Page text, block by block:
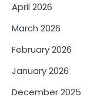
April 2026
March 2026
February 2026
January 2026
December 2025